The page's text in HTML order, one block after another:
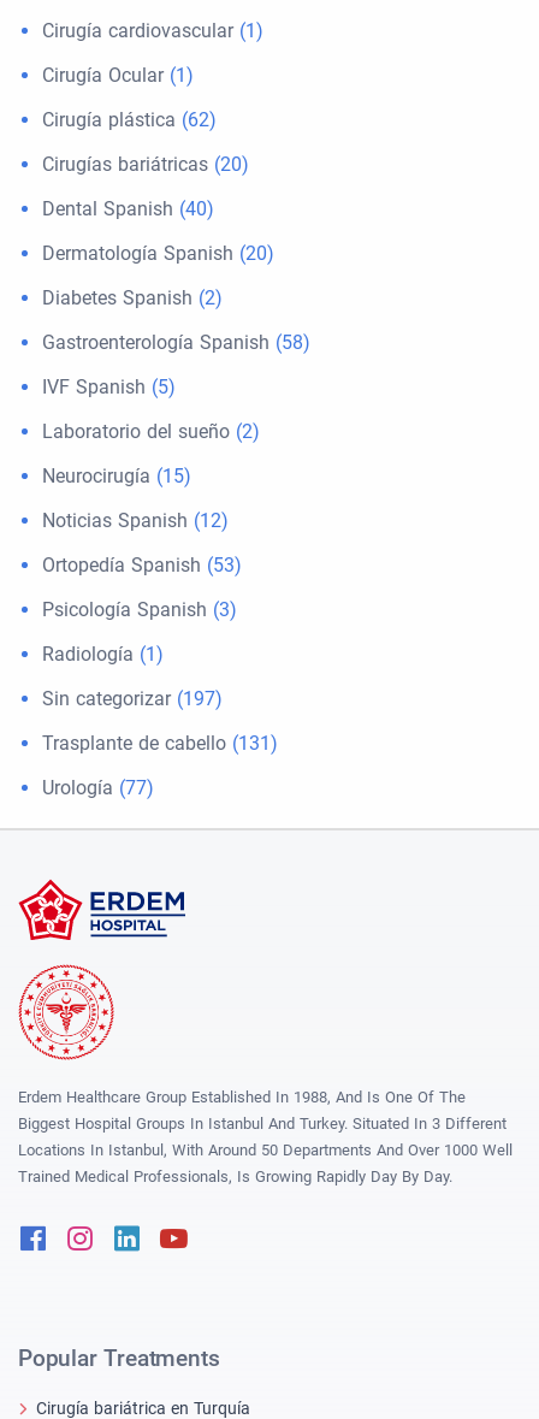
Cirugía cardiovascular(1)
Cirugía Ocular(1)
Cirugía plástica (62)
Cirugías bariátricas (20)
Dental Spanish (40)
Dermatología Spanish (20)
Diabetes Spanish (2)
Gastroenterología Spanish (58)
IVF Spanish (5)
Laboratorio del sueño (2)
Neurocirugía (15)
Noticias Spanish (12)
Ortopedía Spanish (53)
Psicología Spanish (3)
Radiología (1)
Sin categorizar(197)
Trasplante de cabello (131)
Urología (77)
Erdem Healthcare Group Established In 1988, And Is One Of The
Biggest Hospital Groups In Istanbul And Turkey. Situated In 3 Different
Locations In Istanbul, With Around 50 Departments And Over 1000 Well
Trained Medical Professionals, Is Growing Rapidly Day By Day.
FacebookInstagram
Linkedin
Popular Treatments
Cirugía bariátrica en Turquía